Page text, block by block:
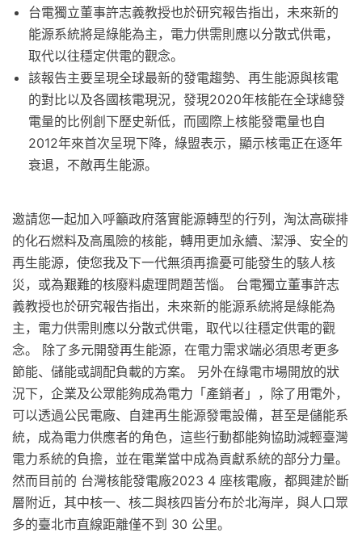
台電獨立董事許志義教授也於研究報告指出，未來新的
能源系統將是綠能為主，電力供需則應以分散式供電，
取代以往穩定供電的觀念。
該報告主要呈現全球最新的發電趨勢、再生能源與核電
的對比以及各國核電現況，發現2020年核能在全球總發
電量的比例創下歷史新低，而國際上核能發電量也自
2012年來首次呈現下降，綠盟表示，顯示核電正在逐年
衰退，不敵再生能源。
邀請您一起加入呼籲政府落實能源轉型的行列，淘汰高碳排
的化石燃料及高風險的核能，轉用更加永續、潔淨、安全的
再生能源，使您我及下一代無須再擔憂可能發生的駭人核
災，或為艱難的核廢料處理問題苦惱。 台電獨立董事許志
義教授也於研究報告指出，未來新的能源系統將是綠能為
主，電力供需則應以分散式供電，取代以往穩定供電的觀
念。 除了多元開發再生能源，在電力需求端必須思考更多
節能、儲能或調配負載的方案。 另外在綠電市場開放的狀
況下，企業及公眾能夠成為電力「產銷者」，除了用電外，
可以透過公民電廠、自建再生能源發電設備，甚至是儲能系
統，成為電力供應者的角色，這些行動都能夠協助減輕臺灣
電力系統的負擔，並在電業當中成為貢獻系統的部分力量。
然而目前的 台灣核能發電廠2023 4 座核電廠，都興建於斷
層附近，其中核一、核二與核四皆分布於北海岸，與人口眾
多的臺北市直線距離僅不到 30 公里。